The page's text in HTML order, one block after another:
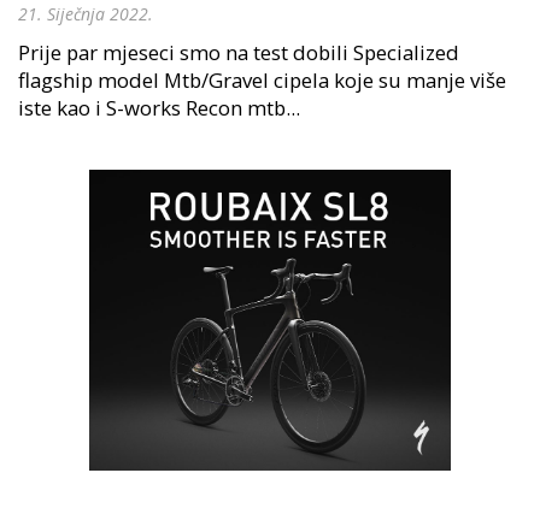
21. Siječnja 2022.
Prije par mjeseci smo na test dobili Specialized
flagship model Mtb/Gravel cipela koje su manje više
iste kao i S-works Recon mtb...